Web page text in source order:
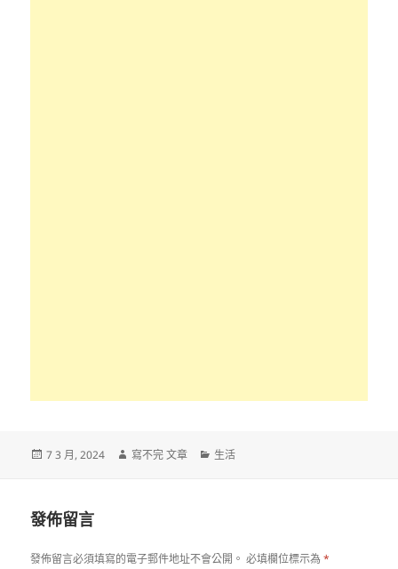
發
7 3 月, 2024
作
寫不完 文章
分
生活
發佈留言
發佈留言必須填寫的電子郵件地址不會公開。 必填欄位標示為*